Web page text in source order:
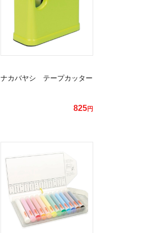
ナカバヤシ テープカッター
825円